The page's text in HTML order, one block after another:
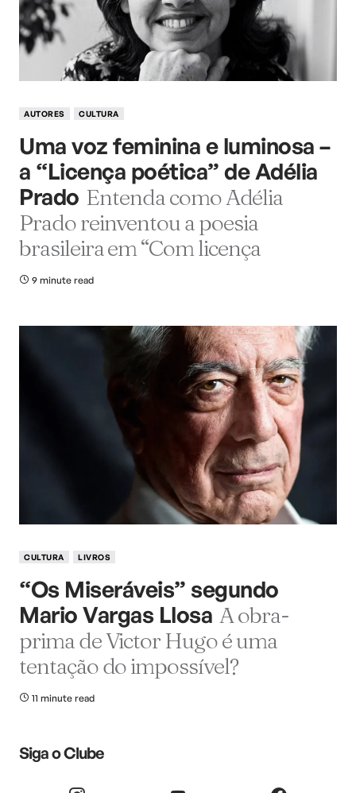
AUTORES CULTURA
Uma voz feminina e luminosa –
a “Licença poética” de Adélia
Prado Entenda como Adélia
Prado reinventou a poesia
brasileira em “Com licença
9 minute read
CULTURA LIVROS
“Os Miseráveis” segundo
Mario Vargas Llosa A obra-
prima de Victor Hugo é uma
tentação do impossível?
11 minute read
Siga o Clube